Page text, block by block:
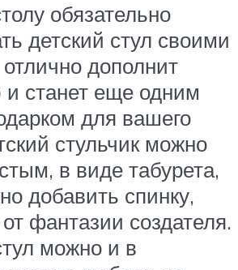
обязательно
детский стул своими
дополнит
станет еще одним
для вашего
стульчик можно
в виде табурета,
добавить спинку,
фантазии создателя.
можно и в